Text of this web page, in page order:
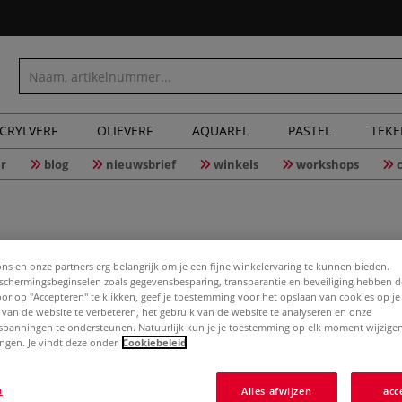
OLIEVERF AQUAREL PASTEL
blog nieuwsbrief winkels workshops
Ursus
Stanspen om
mm). En zo
plaatsen,
en onze partners erg belangrijk om je een fijne winkelervaring te kunnen bieden.
zoals gegevensbesparing, transparantie en beveiliging hebben
op "Accepteren" te klikken, geef je toestemming voor het opslaan van cookies op
de website te verbeteren, het gebruik van de website te analyseren en onze
te ondersteunen. Natuurlijk kun je je toestemming op elk moment
Je vindt deze onder Cookiebeleid
Alles afwijzen